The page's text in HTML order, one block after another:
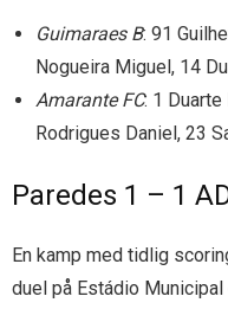
Guimaraes B: 91
Nogueira Miguel, 14
Amarante FC: 1
Rodrigues Daniel, 23
Paredes 1 – 1
En kamp med tidlig
duel på Estádio Municipal